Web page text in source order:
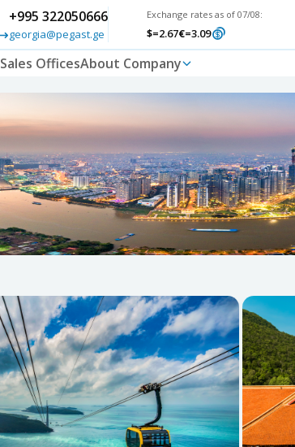
+995 322050666
georgia@pegast.ge
Exchange rates as of 07/08:
$=2.67€=3.09
Sales OfficesAbout Company